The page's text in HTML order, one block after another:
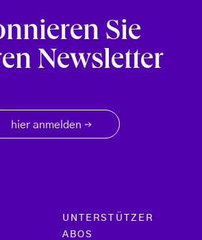
Sie
Newsletter
hier anmelden →
UNTERSTÜTZER
ABOS